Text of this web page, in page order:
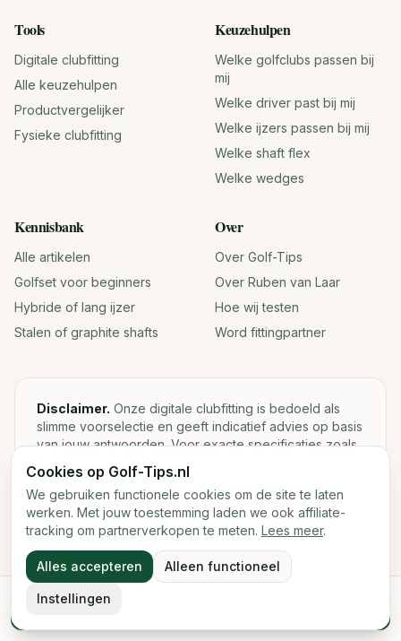
Tools
Digitale clubfitting
Alle keuzehulpen
Productvergelijker
Fysieke clubfitting
Keuzehulpen
Welke golfclubs passen bij
mij
Welke driver past bij mij
Welke ijzers passen bij mij
Welke shaft flex
Welke wedges
Kennisbank
Alle artikelen
Golfset voor beginners
Hybride of lang ijzer
Stalen of graphite shafts
Over
Over Golf-Tips
Over Ruben van Laar
Hoe wij testen
Word fittingpartner
Disclaimer. Onze digitale clubfitting is bedoeld als
slimme voorselectie en geeft indicatief advies op basis
van jouw antwoorden. Voor exacte specificaties zoals
loft, lie, shaftgewicht en swingweight blijft een fysieke
fitting met launch monitor de beste keuze.
2026Golf-Tips.nl — Het slimste golfadviesplatform van
Nederland.
Cookies op Golf-Tips.nl
We gebruiken functionele cookies om de site te laten
werken. Met jouw toestemming laden we ook affiliate-
tracking om partnerverkopen te meten. Lees meer.
Alles accepteren Alleen functioneel
Instellingen